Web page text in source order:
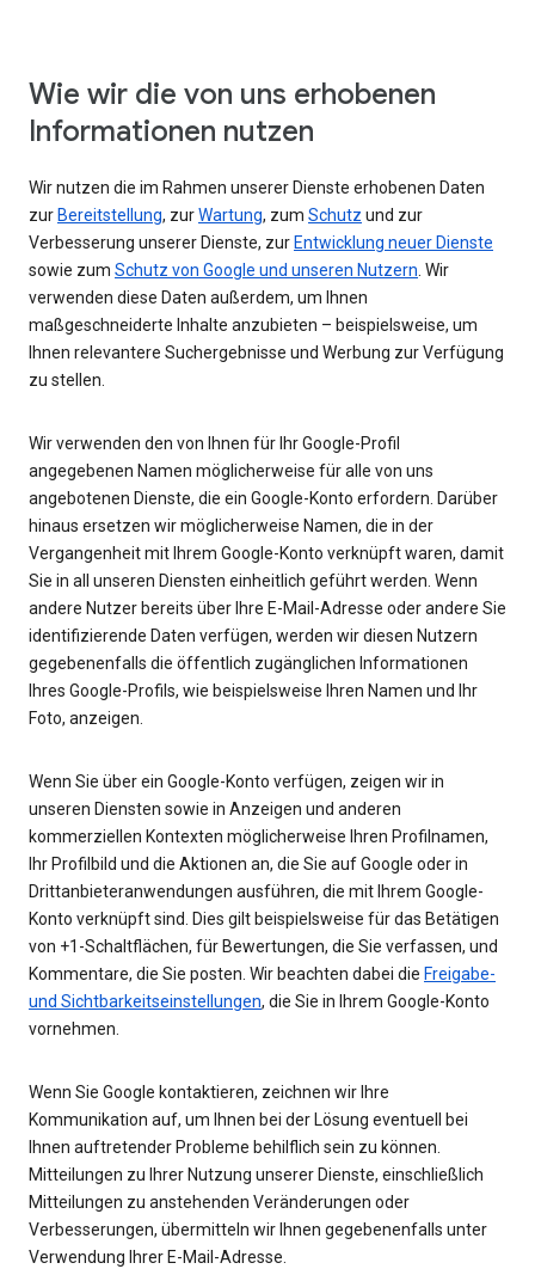
Wie wir die von uns erhobenen
Informationen nutzen
Wir nutzen die im Rahmen unserer Dienste erhobenen Daten
zur Bereitstellung, zurWartung, zum Schutz und zur
Verbesserung unserer Dienste, zur Entwicklung neuer Dienste
sowie zum Schutz von Google und unseren Nutzern. Wir
verwenden diese Daten außerdem, um Ihnen
maßgeschneiderte Inhalte anzubieten – beispielsweise, um
Ihnen relevantere Suchergebnisse und Werbung zur Verfügung
zu stellen.
Wir verwenden den von Ihnen für Ihr Google-Profil
angegebenen Namen möglicherweise für alle von uns
angebotenen Dienste, die ein Google-Konto erfordern. Darüber
hinaus ersetzen wir möglicherweise Namen, die in der
Vergangenheit mit Ihrem Google-Konto verknüpft waren, damit
Sie in all unseren Diensten einheitlich geführt werden. Wenn
andere Nutzer bereits über Ihre E-Mail-Adresse oder andere Sie
identifizierende Daten verfügen, werden wir diesen Nutzern
gegebenenfalls die öffentlich zugänglichen Informationen
Ihres Google-Profils, wie beispielsweise Ihren Namen und Ihr
Foto, anzeigen.
Wenn Sie über ein Google-Konto verfügen, zeigen wir in
unseren Diensten sowie in Anzeigen und anderen
kommerziellen Kontexten möglicherweise Ihren Profilnamen,
Ihr Profilbild und die Aktionen an, die Sie auf Google oder in
Drittanbieteranwendungen ausführen, die mit Ihrem Google-
Konto verknüpft sind. Dies gilt beispielsweise für das Betätigen
von +1-Schaltflächen, für Bewertungen, die Sie verfassen, und
Kommentare, die Sie posten. Wir beachten dabei die Freigabe-
und Sichtbarkeitseinstellungen, die Sie in Ihrem Google-Konto
vornehmen.
Wenn Sie Google kontaktieren, zeichnen wir Ihre
Kommunikation auf, um Ihnen bei der Lösung eventuell bei
Ihnen auftretender Probleme behilflich sein zu können.
Mitteilungen zu Ihrer Nutzung unserer Dienste, einschließlich
Mitteilungen zu anstehenden Veränderungen oder
Verbesserungen, übermitteln wir Ihnen gegebenenfalls unter
Verwendung Ihrer E-Mail-Adresse.